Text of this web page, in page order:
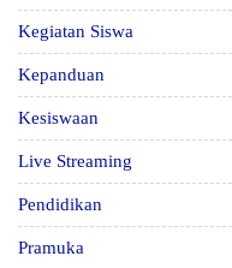
Kegiatan Siswa
Kepanduan
Kesiswaan
Live Streaming
Pendidikan
Pramuka